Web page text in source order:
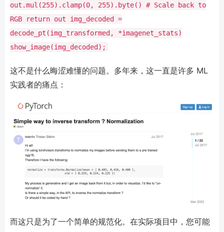
out.mul(255).clamp(0, 255).byte() # Scale back to
RGB
return out img_decoded =
decode_pt(img_transformed, *imagenet_stats)
show_image(img_decoded) ;
这不是什么晦涩难懂的问题。多年来，这一直是许多 ML
实践者的痛点：
而这只是为了一个简单的规范化。在实际项目中，您可能